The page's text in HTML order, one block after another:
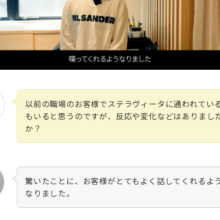
以前の職場のお客様でステラヴィータに通われてい
もいると思うのですが、反応や変化などはありまし
か？
驚いたことに、お客様がとてもよく話してくれるよ
なりました。